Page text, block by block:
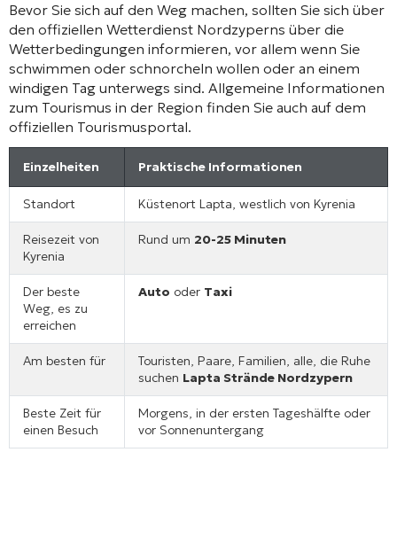
Bevor Sie sich auf den Weg machen, sollten Sie sich über
den offiziellen Wetterdienst Nordzyperns über die
Wetterbedingungen informieren, vor allem wenn Sie
schwimmen oder schnorcheln wollen oder an einem
windigen Tag unterwegs sind. Allgemeine Informationen
zum Tourismus in der Region finden Sie auch auf dem
offiziellen Tourismusportal.
Einzelheiten Praktische Informationen
Standort Küstenort Lapta, westlich von Kyrenia
Reisezeit von
Kyrenia
Rund um 20-25 Minuten
Der beste
Weg, es zu
erreichen
Auto oder Taxi
Am besten für
Touristen, Paare, Familien, alle, die Ruhe
suchen Lapta Strände Nordzypern
Beste Zeit für
einen Besuch
Morgens, in der ersten Tageshälfte oder
vor Sonnenuntergang